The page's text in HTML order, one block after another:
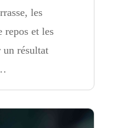
les
repos et les
un résultat